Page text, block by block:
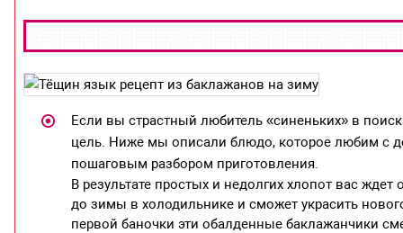
Если вы страстный любитель «синеньких» в
цель. Ниже мы описали блюдо, которое любим с
пошаговым разбором приготовления.
В результате простых и недолгих хлопот вас
до зимы в холодильнике и сможет украсить
первой баночки эти обалденные баклажанчики